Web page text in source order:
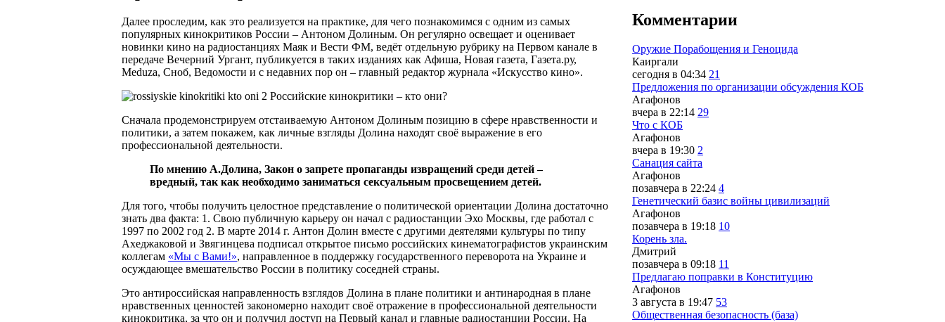
Далее проследим, как это реализуется на практике, для чего познакомимся с одним из самых
популярных кинокритиков России – Антоном Долиным. Он регулярно освещает и оценивает
новинки кино на радиостанциях Маяк и Вести ФМ, ведёт отдельную рубрику на Первом канале в
передаче Вечерний Ургант, публикуется в таких изданиях как Афиша, Новая газета, Газета.ру,
Meduza, Сноб, Ведомости и с недавних пор он – главный редактор журнала «Искусство кино».
Сначала продемонстрируем отстаиваемую Антоном Долиным позицию в сфере нравственности и
политики, а затем покажем, как личные взгляды Долина находят своё выражение в его
профессиональной деятельности.
По мнению А.Долина, Закон о запрете пропаганды извращений среди детей –
вредный, так как необходимо заниматься сексуальным просвещением детей.
Для того, чтобы получить целостное представление о политической ориентации Долина достаточно
знать два факта: 1. Свою публичную карьеру он начал с радиостанции Эхо Москвы, где работал с
1997 по 2002 год 2. В марте 2014 г. Антон Долин вместе с другими деятелями культуры по типу
Ахеджаковой и Звягинцева подписал открытое письмо российских кинематографистов украинским
коллегам «Мы с Вами!», направленное в поддержку государственного переворота на Украине и
осуждающее вмешательство России в политику соседней страны.
Это антироссийская направленность взглядов Долина в плане политики и антинародная в плане
нравственных ценностей закономерно находит своё отражение в профессиональной деятельности
кинокритика, за что он и получил доступ на Первый канал и главные радиостанции России. На
Комментарии
Оружие Порабощения и Геноцида
Каиргали
сегодня в 04:34 21
Предложения по организации обсуждения КОБ
Агафонов
вчера в 22:14 29
Что с КОБ
Агафонов
вчера в 19:30 2
Санация сайта
Агафонов
позавчера в 22:24 4
Генетический базис войны цивилизаций
Агафонов
позавчера в 19:18 10
Корень зла.
Дмитрий
позавчера в 09:18 11
Предлагаю поправки в Конституцию
Агафонов
3 августа в 19:47 53
Общественная безопасность (база)